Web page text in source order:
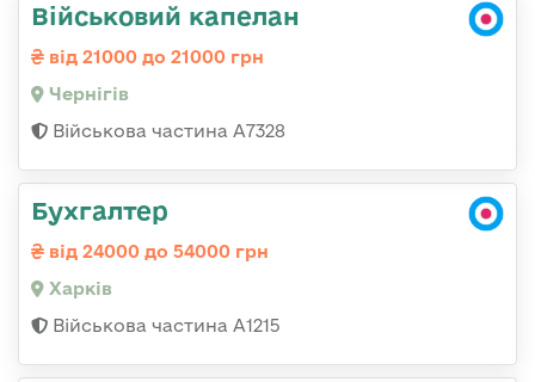
Військовий капелан
від 21000 до 21000 грн
Чернігів
Військова частина А7328
Бухгалтер
від 24000 до 54000 грн
Харків
Військова частина А1215